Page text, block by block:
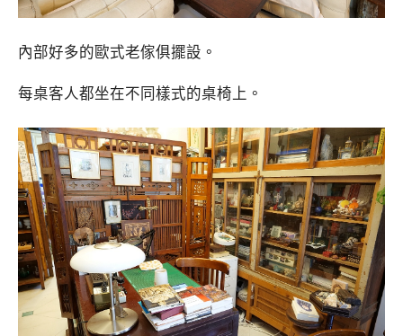
內部好多的歐式老傢俱擺設。
每桌客人都坐在不同樣式的桌椅上。